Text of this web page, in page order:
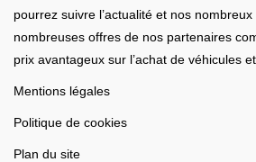
pourrez suivre l’actualité et nos
nombreuses offres de nos partenaires
prix avantageux sur l’achat de véhicules
Mentions légales
Politique de cookies
Plan du site